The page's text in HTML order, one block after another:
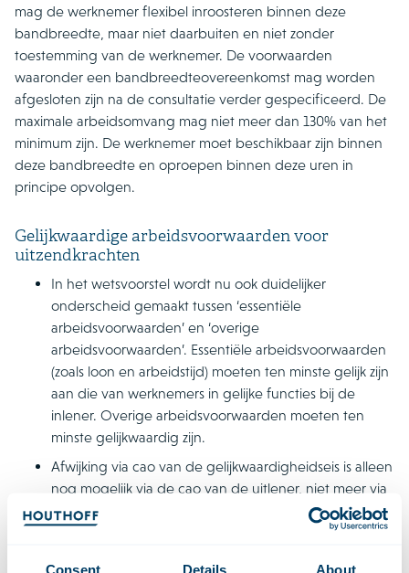
Consent Details About
mag de werknemer flexibel inroosteren binnen deze
bandbreedte, maar niet daarbuiten en niet zonder
toestemming van de werknemer. De voorwaarden
waaronder een bandbreedteovereenkomst mag worden
afgesloten zijn na de consultatie verder gespecificeerd. De
maximale arbeidsomvang mag niet meer dan 130% van het
minimum zijn. De werknemer moet beschikbaar zijn binnen
deze bandbreedte en oproepen binnen deze uren in
principe opvolgen.
Gelijkwaardige arbeidsvoorwaarden voor
uitzendkrachten
In het wetsvoorstel wordt nu ook duidelijker
onderscheid gemaakt tussen ‘essentiële
arbeidsvoorwaarden’ en ‘overige
arbeidsvoorwaarden’. Essentiële arbeidsvoorwaarden
(zoals loon en arbeidstijd) moeten ten minste gelijk zijn
aan die van werknemers in gelijke functies bij de
inlener. Overige arbeidsvoorwaarden moeten ten
minste gelijkwaardig zijn.
Afwijking via cao van de gelijkwaardigheidseis is alleen
nog mogelijk via de cao van de uitlener, niet meer via
de cao van de inlener. Ook wordt in de wet
vastgelegd dat als bij cao wordt afgeweken van